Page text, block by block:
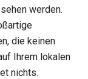
werden.
die keinen
Ihrem lokalen
nichts.